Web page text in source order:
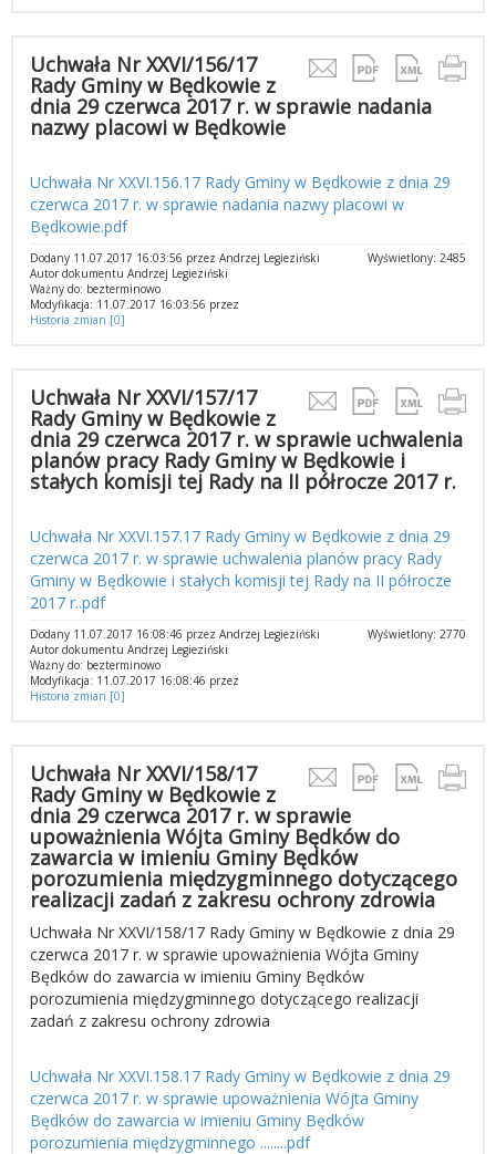
Uchwała Nr XXVI/156/17
Rady Gminy w Będkowie z
dnia 29 czerwca 2017 r. w sprawie nadania
nazwy placowi w Będkowie
Uchwała Nr XXVI.156.17 Rady Gminy w Będkowie z dnia 29
czerwca 2017 r. w sprawie nadania nazwy placowi w
Będkowie.pdf
Wyświetlony: 2485
Dodany 11.07.2017 16:03:56 przez Andrzej Legieziński
Autor dokumentu Andrzej Legieziński
Ważny do: bezterminowo
Modyfikacja: 11.07.2017 16:03:56 przez
Historia zmian [0]
Uchwała Nr XXVI/157/17
Rady Gminy w Będkowie z
dnia 29 czerwca 2017 r. w sprawie uchwalenia
planów pracy Rady Gminy w Będkowie i
stałych komisji tej Rady na II półrocze 2017 r.
Uchwała Nr XXVI.157.17 Rady Gminy w Będkowie z dnia 29
czerwca 2017 r. w sprawie uchwalenia planów pracy Rady
Gminy w Będkowie i stałych komisji tej Rady na II półrocze
2017 r..pdf
Wyświetlony: 2770
Dodany 11.07.2017 16:08:46 przez Andrzej Legieziński
Autor dokumentu Andrzej Legieziński
Ważny do: bezterminowo
Modyfikacja: 11.07.2017 16:08:46 przez
Historia zmian [0]
Uchwała Nr XXVI/158/17
Rady Gminy w Będkowie z
dnia 29 czerwca 2017 r. w sprawie
upoważnienia Wójta Gminy Będków do
zawarcia w imieniu Gminy Będków
porozumienia międzygminnego dotyczącego
realizacji zadań z zakresu ochrony zdrowia
Uchwała Nr XXVI/158/17 Rady Gminy w Będkowie z dnia 29
czerwca 2017 r. w sprawie upoważnienia Wójta Gminy
Będków do zawarcia w imieniu Gminy Będków
porozumienia międzygminnego dotyczącego realizacji
zadań z zakresu ochrony zdrowia
Uchwała Nr XXVI.158.17 Rady Gminy w Będkowie z dnia 29
czerwca 2017 r. w sprawie upoważnienia Wójta Gminy
Będków do zawarcia w imieniu Gminy Będków
porozumienia międzygminnego ........pdf